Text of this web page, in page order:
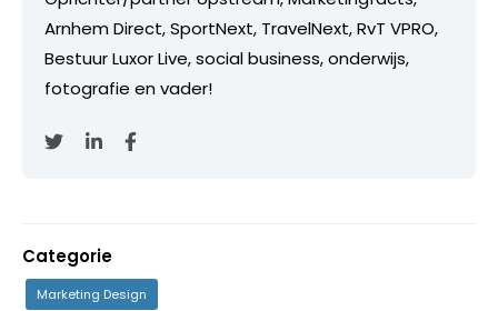
Arnhem Direct, SportNext, TravelNext, RvT VPRO,
Bestuur Luxor Live, social business, onderwijs,
fotografie en vader!
Categorie
Marketing Design